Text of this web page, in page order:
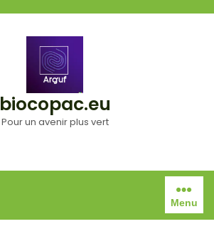
biocopac.eu
Pour un avenir plus vert
Menu